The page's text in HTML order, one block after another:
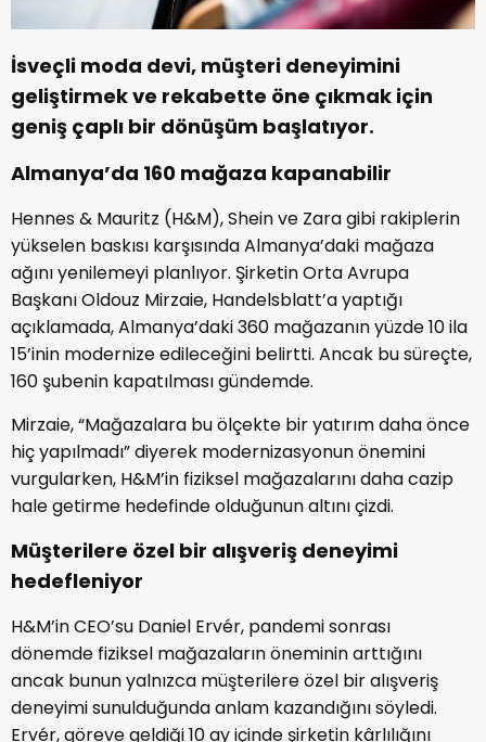
İsveçli moda devi, müşteri deneyimini
geliştirmek ve rekabette öne çıkmak için
geniş çaplı bir dönüşüm başlatıyor.
Almanya’da 160 mağaza kapanabilir
Hennes & Mauritz (H&M), Shein ve Zara gibi rakiplerin
yükselen baskısı karşısında Almanya’daki mağaza
ağını yenilemeyi planlıyor. Şirketin Orta Avrupa
Başkanı Oldouz Mirzaie, Handelsblatt’a yaptığı
açıklamada, Almanya’daki 360 mağazanın yüzde 10 ila
15’inin modernize edileceğini belirtti. Ancak bu süreçte,
160 şubenin kapatılması gündemde.
Mirzaie, “Mağazalara bu ölçekte bir yatırım daha önce
hiç yapılmadı” diyerek modernizasyonun önemini
vurgularken, H&M’in fiziksel mağazalarını daha cazip
hale getirme hedefinde olduğunun altını çizdi.
Müşterilere özel bir alışveriş deneyimi
hedefleniyor
H&M’in CEO’su Daniel Ervér, pandemi sonrası
dönemde fiziksel mağazaların öneminin arttığını
ancak bunun yalnızca müşterilere özel bir alışveriş
deneyimi sunulduğunda anlam kazandığını söyledi.
Ervér, göreve geldiği 10 ay içinde şirketin kârlılığını